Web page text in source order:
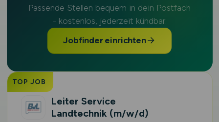
Passende Stellen bequem in dein Postfach
- kostenlos, jederzeit kündbar.
Jobfinder einrichten
TOP JOB
Leiter Service
Landtechnik (m/w/d)